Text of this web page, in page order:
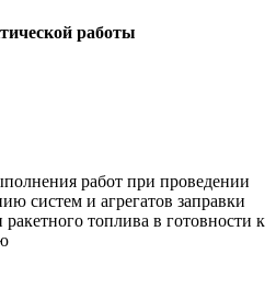
работы
работ при проведении
систем и агрегатов заправки
топлива в готовности к